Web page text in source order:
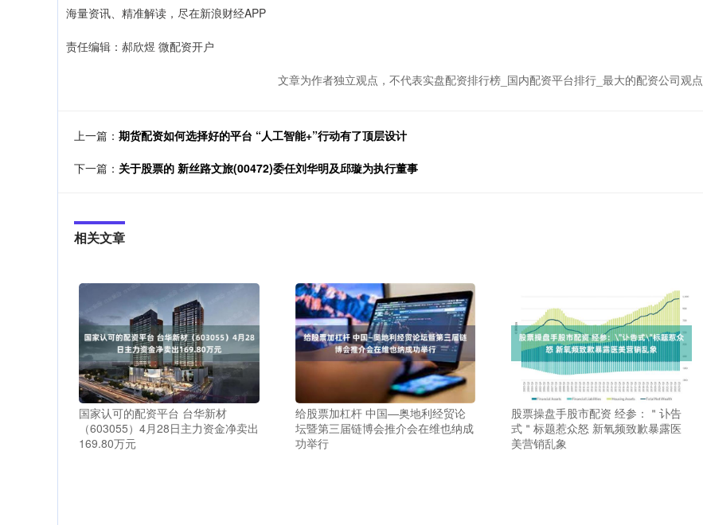
海量资讯、精准解读，尽在新浪财经APP
责任编辑：郝欣煜 微配资开户
文章为作者独立观点，不代表实盘配资排行榜_国内配资平台排行_最大的配资公司观点
上一篇： 期货配资如何选择好的平台 “人工智能+”行动有了顶层设计
下一篇： 关于股票的 新丝路文旅(00472)委任刘华明及邱璇为执行董事
相关文章
国家认可的配资平台 台华新材
（603055）4月28日主力资金净卖出
169.80万元
给股票加杠杆 中国—奥地利经贸论
坛暨第三届链博会推介会在维也纳成
功举行
股票操盘手股市配资 经参：＂讣告
式＂标题惹众怒 新氧频致歉暴露医
美营销乱象